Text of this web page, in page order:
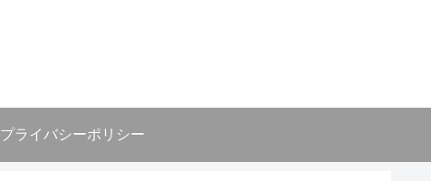
プライバシーポリシー